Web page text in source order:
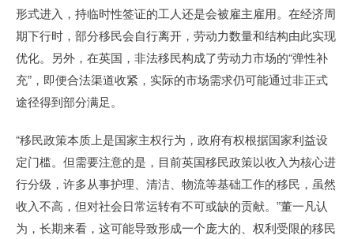
形式进入，持临时性签证的工人还是会被雇主雇用。在经济周
期下行时，部分移民会自行离开，劳动力数量和结构由此实现
优化。另外，在英国，非法移民构成了劳动力市场的“弹性补
充”，即便合法渠道收紧，实际的市场需求仍可能通过非正式
途径得到部分满足。
“移民政策本质上是国家主权行为，政府有权根据国家利益设
定门槛。但需要注意的是，目前英国移民政策以收入为核心进
行分级，许多从事护理、清洁、物流等基础工作的移民，虽然
收入不高，但对社会日常运转有不可或缺的贡献。”董一凡认
为，长期来看，这可能导致形成一个庞大的、权利受限的移民